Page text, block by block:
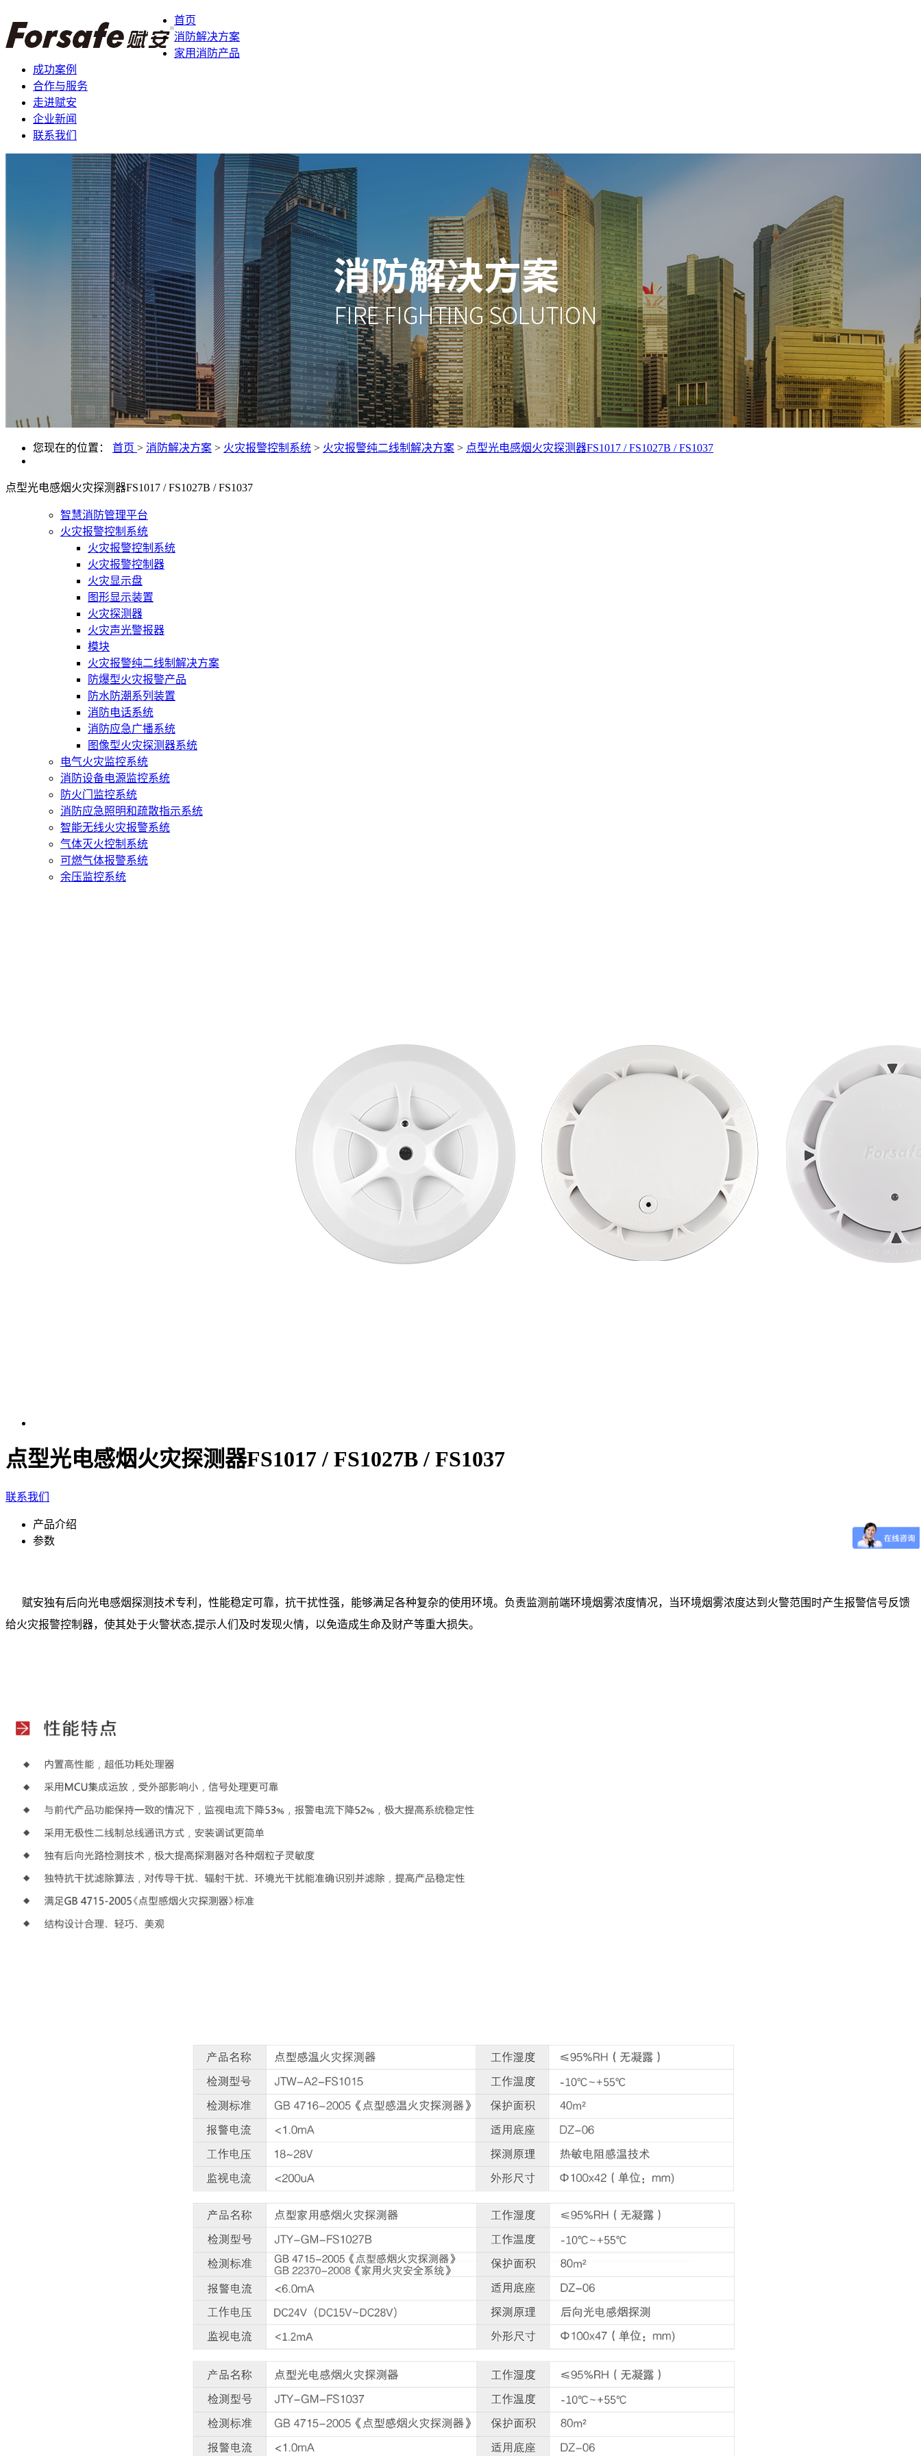
首页
消防解决方案
家用消防产品
成功案例
合作与服务
走进赋安
企业新闻
联系我们
您现在的位置： 首页 > 消防解决方案 > 火灾报警控制系统 > 火灾报警纯二线制解决方案 > 点型光电感烟火灾探测器FS1017 / FS1027B / FS1037
点型光电感烟火灾探测器FS1017 / FS1027B / FS1037
智慧消防管理平台
火灾报警控制系统
火灾报警控制系统
火灾报警控制器
火灾显示盘
图形显示装置
火灾探测器
火灾声光警报器
模块
火灾报警纯二线制解决方案
防爆型火灾报警产品
防水防潮系列装置
消防电话系统
消防应急广播系统
图像型火灾探测器系统
电气火灾监控系统
消防设备电源监控系统
防火门监控系统
消防应急照明和疏散指示系统
智能无线火灾报警系统
气体灭火控制系统
可燃气体报警系统
余压监控系统
点型光电感烟火灾探测器FS1017 / FS1027B / FS1037
联系我们
产品介绍
参数
赋安独有后向光电感烟探测技术专利，性能稳定可靠，抗干扰性强，能够满足各种复杂的使用环境。负责监测前端环境烟雾浓度情况，当环境烟雾浓度达到火警范围时产生报警信号反馈
给火灾报警控制器，使其处于火警状态,提示人们及时发现火情，以免造成生命及财产等重大损失。